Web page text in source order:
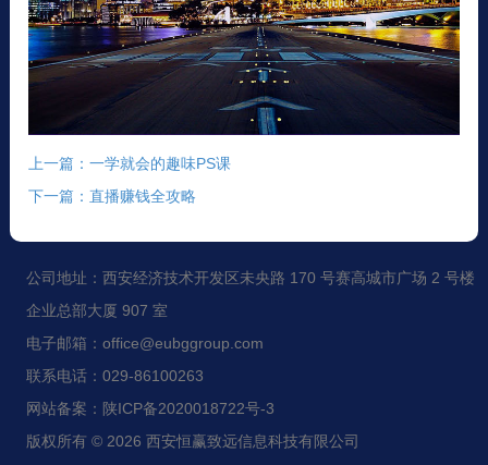
上一篇：一学就会的趣味PS课
下一篇：直播赚钱全攻略
公司地址：西安经济技术开发区未央路 170 号赛高城市广场 2 号楼
企业总部大厦 907 室
电子邮箱：office@eubggroup.com
联系电话：029-86100263
网站备案：陕ICP备2020018722号-3
版权所有 © 2026 西安恒赢致远信息科技有限公司